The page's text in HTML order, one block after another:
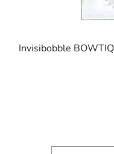
Invisibobble